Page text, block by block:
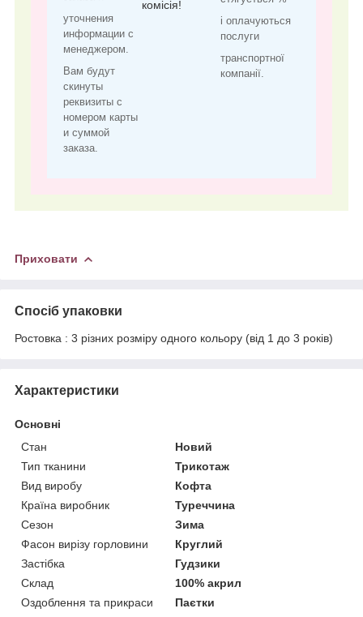
уточнения
информации с
менеджером.
Вам будут
скинуты
реквизиты с
номером карты
и суммой
заказа.
комісія!
і оплачуються
послуги
транспортної
компанії.
Приховати
Спосіб упаковки
Ростовка : 3 різних розміру одного кольору (від 1 до 3 років)
Характеристики
Основні
Стан
Новий
Тип тканини
Трикотаж
Вид виробу
Кофта
Країна виробник
Туреччина
Сезон
Зима
Фасон вирізу горловини
Круглий
Застібка
Гудзики
Склад
100% акрил
Оздоблення та прикраси
Паєтки